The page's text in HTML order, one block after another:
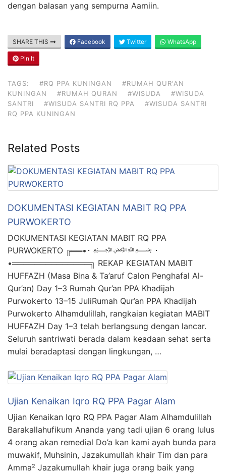
dengan balasan yang sempurna Aamiin.
SHARE THIS Facebook Twitter WhatsApp
Pin It
TAGS: #RQ PPA KUNINGAN
#RUMAH QUR'AN
KUNINGAN
#RUMAH QURAN #WISUDA
#WISUDA
SANTRI
#WISUDA SANTRI RQ PPA
#WISUDA SANTRI
RQ PPA KUNINGAN
Related Posts
DOKUMENTASI KEGIATAN MABIT RQ PPA
PURWOKERTO
DOKUMENTASI KEGIATAN MABIT RQ PPA
PURWOKERTO ╔══•･ ﷽ ･
•══════════════╗ REKAP KEGIATAN MABIT
HUFFAZH (Masa Bina & Ta’aruf Calon Penghafal Al-
Qur’an) Day 1–3 Rumah Qur’an PPA Khadijah
Purwokerto 13–15 JuliRumah Qur’an PPA Khadijah
Purwokerto Alhamdulillah, rangkaian kegiatan MABIT
HUFFAZH Day 1–3 telah berlangsung dengan lancar.
Seluruh santriwati berada dalam keadaan sehat serta
mulai beradaptasi dengan lingkungan, …
Ujian Kenaikan Iqro RQ PPA Pagar Alam
Ujian Kenaikan Iqro RQ PPA Pagar Alam Alhamdulillah
Barakallahufikum Ananda yang tadi ujian 6 orang lulus
4 orang akan remedial Do’a kan kami ayah bunda para
muwakif, Muhsinin, Jazakumullah khair Tim dan para
Amma² Jazakumullah khair juga orang baik yang